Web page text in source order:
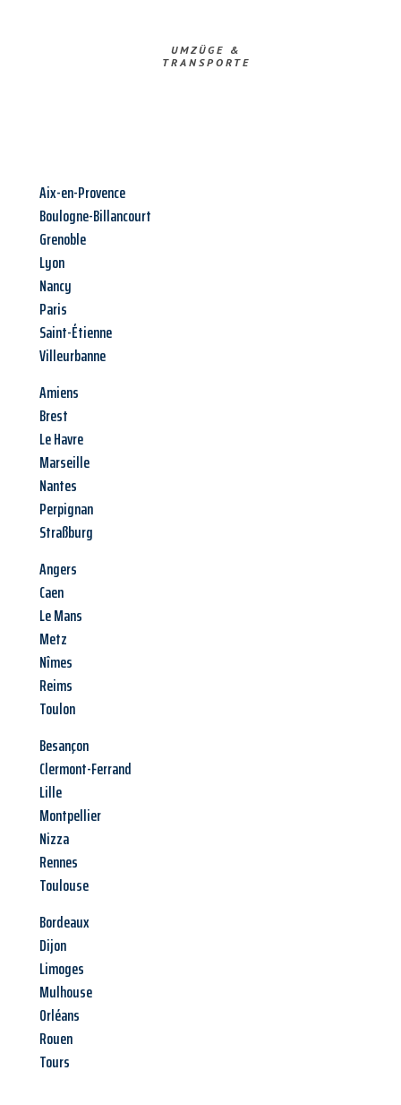
UMZÜGE &
TRANSPORTE
Aix-en-Provence
Boulogne-Billancourt
Grenoble
Lyon
Nancy
Paris
Saint-Étienne
Villeurbanne
Amiens
Brest
Le Havre
Marseille
Nantes
Perpignan
Straßburg
Angers
Caen
Le Mans
Metz
Nîmes
Reims
Toulon
Besançon
Clermont-Ferrand
Lille
Montpellier
Nizza
Rennes
Toulouse
Bordeaux
Dijon
Limoges
Mulhouse
Orléans
Rouen
Tours